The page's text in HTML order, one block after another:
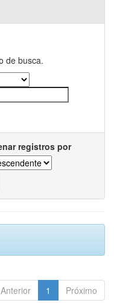
de busca.
registros por
Anterior 1 Próximo